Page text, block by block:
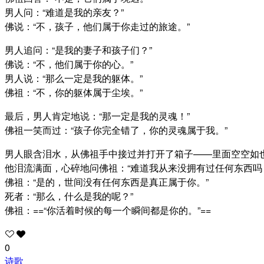
男人问：“难道是我的亲友？”
佛说：“不，孩子，他们属于你走过的旅途。”
男人追问：“是我的妻子和孩子们？”
佛说：“不，他们属于你的心。”
男人说：“那么一定是我的躯体。”
佛祖：“不，你的躯体属于尘埃。”
最后，男人肯定地说：“那一定是我的灵魂！”
佛祖一笑而过：“孩子你完全错了，你的灵魂属于我。”
男人眼含泪水，从佛祖手中接过并打开了箱子——里面空空如
他泪流满面，心碎地问佛祖：“难道我从来没拥有过任何东西吗
佛祖：“是的，世间没有任何东西是真正属于你。”
死者：“那么，什么是我的呢？”
佛祖：==“你活着时候的每一个瞬间都是你的。”==
0
诗歌